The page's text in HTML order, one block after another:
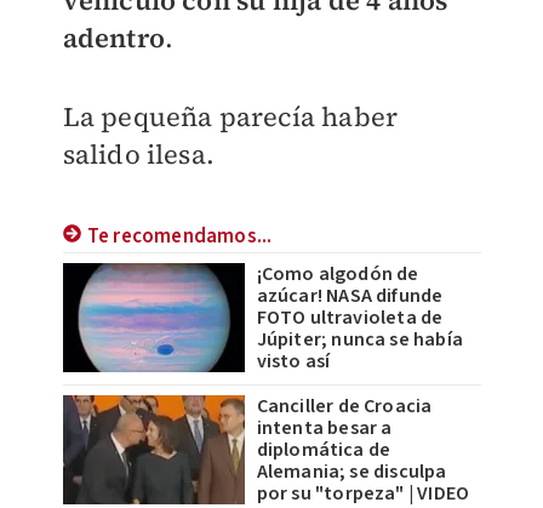
adentro.
La pequeña parecía haber
salido ilesa.
Te recomendamos...
¡Como algodón de
azúcar! NASA difunde
FOTO ultravioleta de
Júpiter; nunca se había
visto así
Canciller de Croacia
intenta besar a
diplomática de
Alemania; se disculpa
por su "torpeza" | VIDEO